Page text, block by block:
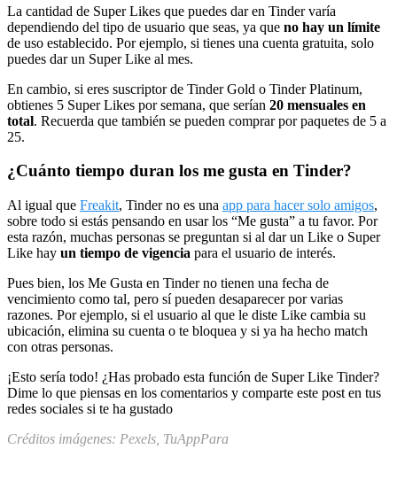
La cantidad de Super Likes que puedes dar en Tinder varía
dependiendo del tipo de usuario que seas, ya que no hay un límite
de uso establecido. Por ejemplo, si tienes una cuenta gratuita, solo
puedes dar un Super Like al mes.
En cambio, si eres suscriptor de Tinder Gold o Tinder Platinum,
obtienes 5 Super Likes por semana, que serían 20 mensuales en
total. Recuerda que también se pueden comprar por paquetes de 5 a
25.
¿Cuánto tiempo duran los me gusta en Tinder?
Al igual que Freakit, Tinder no es una app para hacer solo amigos,
sobre todo si estás pensando en usar los “Me gusta” a tu favor. Por
esta razón, muchas personas se preguntan si al dar un Like o Super
Like hay un tiempo de vigencia para el usuario de interés.
Pues bien, los Me Gusta en Tinder no tienen una fecha de
vencimiento como tal, pero sí pueden desaparecer por varias
razones. Por ejemplo, si el usuario al que le diste Like cambia su
ubicación, elimina su cuenta o te bloquea y si ya ha hecho match
con otras personas.
¡Esto sería todo! ¿Has probado esta función de Super Like Tinder?
Dime lo que piensas en los comentarios y comparte este post en tus
redes sociales si te ha gustado
Créditos imágenes: Pexels, TuAppPara